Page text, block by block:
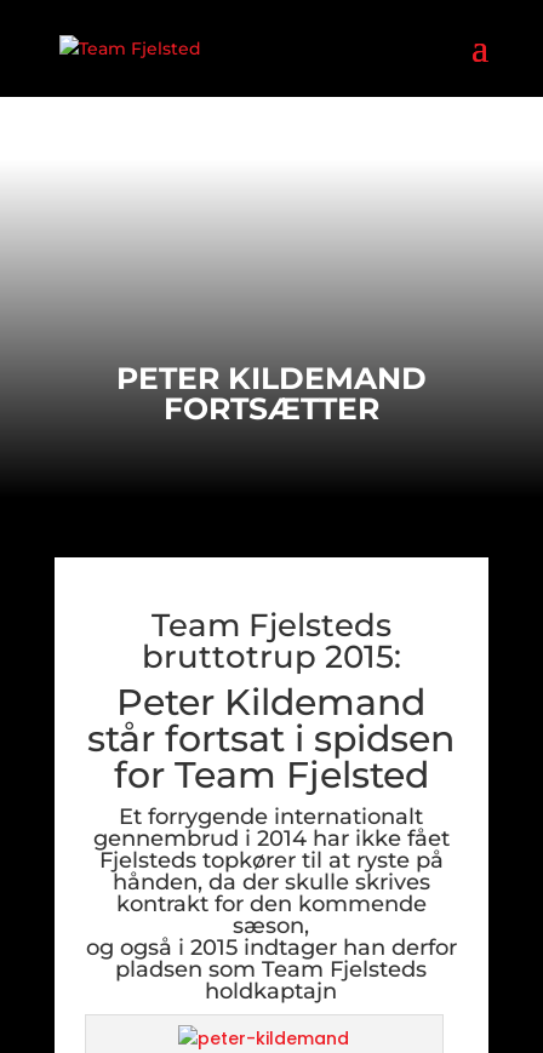
PETER KILDEMAND
FORTSÆTTER
Team Fjelsteds
bruttotrup 2015:
Peter Kildemand
står fortsat i spidsen
for Team Fjelsted
Et forrygende internationalt
gennembrud i 2014 har ikke fået
Fjelsteds topkører til at ryste på
hånden, da der skulle skrives
kontrakt for den kommende
sæson,
og også i 2015 indtager han derfor
pladsen som Team Fjelsteds
holdkaptajn